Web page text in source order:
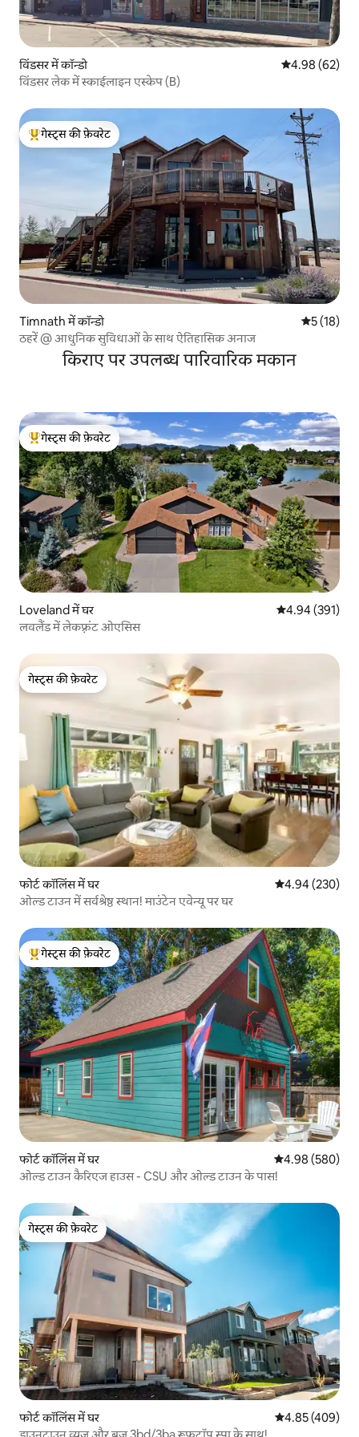
विंडसर में कॉन्डो औसत रेटिंग 5 में
4.98 (62)
विंडसर लेक में स्काईलाइन एस्केप (B)
गेस्ट्स का टॉप फ़ेवरेट
गेस्ट्स की फ़ेवरेट
Timnath में कॉन्डो औसत रेटिंग
5 (18)
ठहरें @ आधुनिक सुविधाओं के साथ ऐतिहासिक अनाज
किराए पर उपलब्ध पारिवारिक मकान
गेस्ट्स का टॉप फ़ेवरेट
गेस्ट्स की फ़ेवरेट
Loveland में घर औसत रेटिंग 5 में से
4.94 (391)
लवलैंड में लेकफ़्रंट ओएसिस
गेस्ट्स की फ़ेवरेट
गेस्ट्स की फ़ेवरेट
फोर्ट कॉलिंस में घर औसत रेटिंग 5 में से
4.94 (230)
ओल्ड टाउन में सर्वश्रेष्ठ स्थान! माउंटेन एवेन्यू पर घर
गेस्ट्स का टॉप फ़ेवरेट
गेस्ट्स की फ़ेवरेट
फोर्ट कॉलिंस में घर औसत रेटिंग 5 में से
4.98 (580)
ओल्ड टाउन कैरिएज हाउस - CSU और ओल्ड टाउन के पास!
गेस्ट्स की फ़ेवरेट
गेस्ट्स की फ़ेवरेट
फोर्ट कॉलिंस में घर औसत रेटिंग 5 में से
4.85 (409)
डाउनटाउन व्यूज़ और ब्रूज़ 3bd/3ba रूफ़टॉप स्पा के साथ!